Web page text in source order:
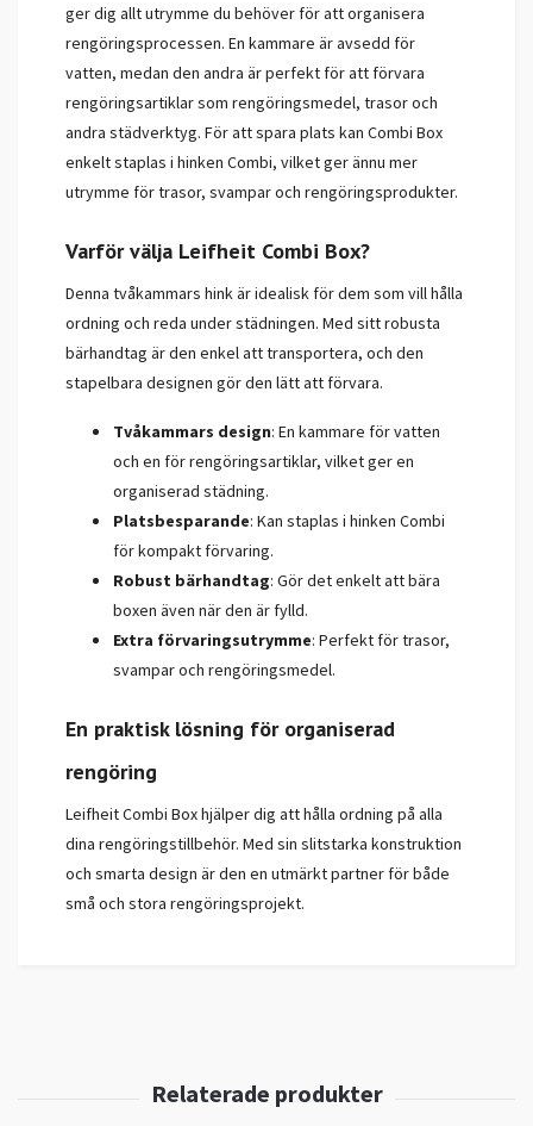
ger dig allt utrymme du behöver för att organisera
rengöringsprocessen. En kammare är avsedd för
vatten, medan den andra är perfekt för att förvara
rengöringsartiklar som rengöringsmedel, trasor och
andra städverktyg. För att spara plats kan Combi Box
enkelt staplas i hinken Combi, vilket ger ännu mer
utrymme för trasor, svampar och rengöringsprodukter.
Varför välja Leifheit Combi Box?
Denna tvåkammars hink är idealisk för dem som vill hålla
ordning och reda under städningen. Med sitt robusta
bärhandtag är den enkel att transportera, och den
stapelbara designen gör den lätt att förvara.
Tvåkammars design: En kammare för vatten
och en för rengöringsartiklar, vilket ger en
organiserad städning.
Platsbesparande: Kan staplas i hinken Combi
för kompakt förvaring.
Robust bärhandtag: Gör det enkelt att bära
boxen även när den är fylld.
Extra förvaringsutrymme: Perfekt för trasor,
svampar och rengöringsmedel.
En praktisk lösning för organiserad
rengöring
Leifheit Combi Box hjälper dig att hålla ordning på alla
dina rengöringstillbehör. Med sin slitstarka konstruktion
och smarta design är den en utmärkt partner för både
små och stora rengöringsprojekt.